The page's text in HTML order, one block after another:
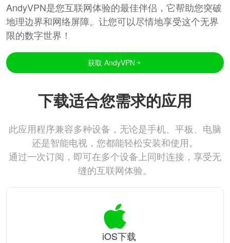
AndyVPN是您互联网体验的最佳伴侣，它帮助您突破
地理边界和网络屏障。让您可以尽情地享受这个无界
限的数字世界！
获取 AndyVPN
下载适合您需求的应用
此应用程序兼容多种设备，无论是手机、平板、电脑
还是智能电视，您都能轻松安装和使用。
通过一次订阅，即可在多个设备上同时连接，享受无
缝的互联网体验。
iOS下载